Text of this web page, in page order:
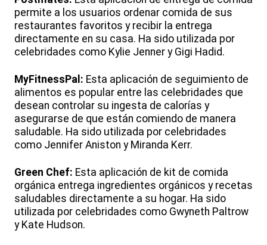
permite a los usuarios ordenar comida de sus
restaurantes favoritos y recibir la entrega
directamente en su casa. Ha sido utilizada por
celebridades como Kylie Jenner y Gigi Hadid.
MyFitnessPal: Esta aplicación de seguimiento de
alimentos es popular entre las celebridades que
desean controlar su ingesta de calorías y
asegurarse de que están comiendo de manera
saludable. Ha sido utilizada por celebridades
como Jennifer Aniston y Miranda Kerr.
Green Chef: Esta aplicación de kit de comida
orgánica entrega ingredientes orgánicos y recetas
saludables directamente a su hogar. Ha sido
utilizada por celebridades como Gwyneth Paltrow
y Kate Hudson.